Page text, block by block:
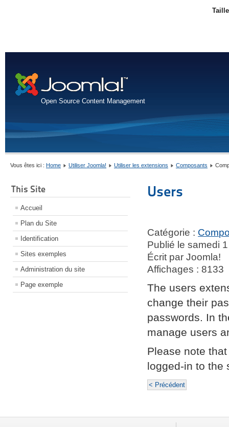
Open Source Content Management
Vous êtes ici : Home Utiliser Joomla! Utiliser les extensions Composants
This Site
Accueil
Plan du Site
Identification
Sites exemples
Administration du site
Page exemple
Users
Catégorie :
Publié le samedi
Écrit par Joomla!
Affichages : 8133
The users
change their
passwords. In
manage users
Please note
logged-in to the
< Précédent